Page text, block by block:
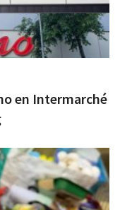
en Intermarché